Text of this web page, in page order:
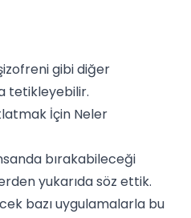
gibi diğer
tetikleyebilir.
İçin Neler
bırakabileceği
yukarıda söz ettik.
bazı uygulamalarla bu